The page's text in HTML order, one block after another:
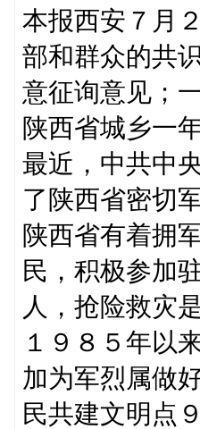
本报西安７月
部和群众的共
意征询意见；
陕西省城乡一
最近，中共中
了陕西省密切
陕西省有着拥
民，积极参加
人，抢险救灾
１９８５年以
加为军烈属做
民共建文明点